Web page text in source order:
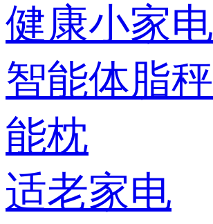
健康小家电
智能体脂秤
能枕
适老家电